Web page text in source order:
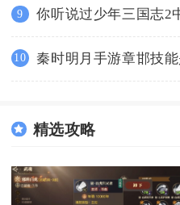
9 你听说过少年三国志2
10
精选攻略